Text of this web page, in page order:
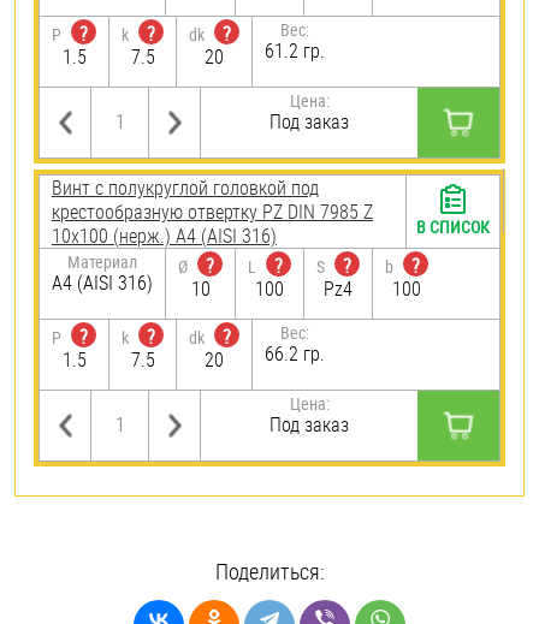
P
?
1.5
k
?
7.5
dk
?
20
Вес:
61.2 гр.
Цена:
Под заказ
Винт с полукруглой головкой под
крестообразную отвертку PZ DIN 7985 Z
10х100 (нерж.) A4 (AISI 316)
Материал
A4 (AISI 316)
Ø
?
10
L
?
100
S
?
Pz4
b
?
100
P
?
1.5
k
?
7.5
dk
?
20
Вес:
66.2 гр.
Цена:
Под заказ
В СПИСОК
Поделиться: